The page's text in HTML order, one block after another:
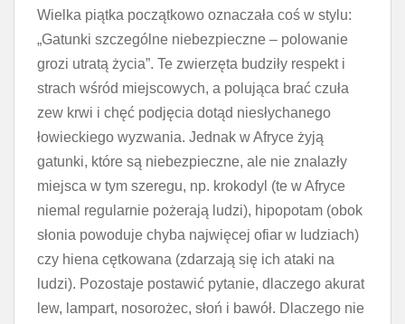
Wielka piątka początkowo oznaczała coś w stylu:
„Gatunki szczególne niebezpieczne – polowanie
grozi utratą życia”. Te zwierzęta budziły respekt i
strach wśród miejscowych, a polująca brać czuła
zew krwi i chęć podjęcia dotąd niesłychanego
łowieckiego wyzwania. Jednak w Afryce żyją
gatunki, które są niebezpieczne, ale nie znalazły
miejsca w tym szeregu, np. krokodyl (te w Afryce
niemal regularnie pożerają ludzi), hipopotam (obok
słonia powoduje chyba najwięcej ofiar w ludziach)
czy hiena cętkowana (zdarzają się ich ataki na
ludzi). Pozostaje postawić pytanie, dlaczego akurat
lew, lampart, nosorożec, słoń i bawół. Dlaczego nie